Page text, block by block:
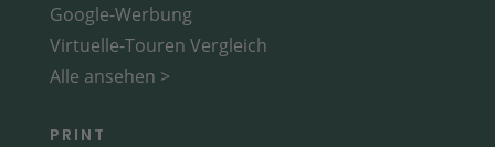
Google-Werbung
Virtuelle-Touren Vergleich
Alle ansehen >
PRINT